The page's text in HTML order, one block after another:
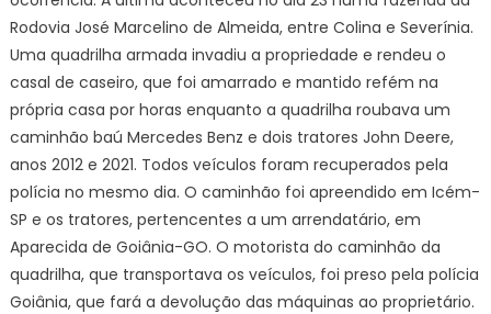
Rodovia José Marcelino de Almeida, entre Colina e Severínia.
Uma quadrilha armada invadiu a propriedade e rendeu o
casal de caseiro, que foi amarrado e mantido refém na
própria casa por horas enquanto a quadrilha roubava um
caminhão baú Mercedes Benz e dois tratores John Deere,
anos 2012 e 2021. Todos veículos foram recuperados pela
polícia no mesmo dia. O caminhão foi apreendido em Icém-
SP e os tratores, pertencentes a um arrendatário, em
Aparecida de Goiânia-GO. O motorista do caminhão da
quadrilha, que transportava os veículos, foi preso pela polícia
Goiânia, que fará a devolução das máquinas ao proprietário.